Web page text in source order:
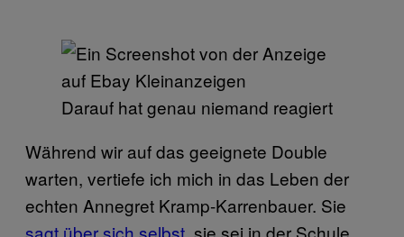
Darauf hat genau niemand reagiert
Während wir auf das geeignete Double
warten, vertiefe ich mich in das Leben der
echten Annegret Kramp-Karrenbauer. Sie
sagt über sich selbst, sie sei in der Schule